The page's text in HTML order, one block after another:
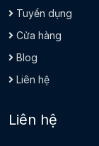
Tuyển dụng
Cửa hàng
Blog
Liên hệ
Liên hệ